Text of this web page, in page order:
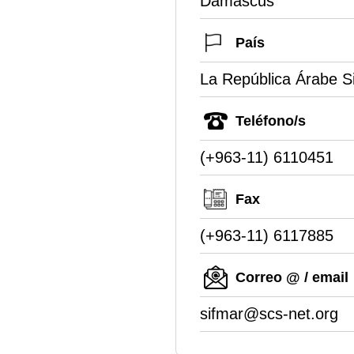
País
La República Árabe
Teléfono/s
(+963-11) 6110451
Fax
(+963-11) 6117885
Correo @ / email
sifmar@scs-net.org